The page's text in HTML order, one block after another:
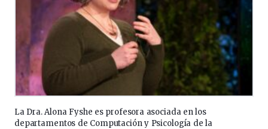
La Dra. Alona Fyshe es profesora asociada en los
departamentos de Computación y Psicología de la